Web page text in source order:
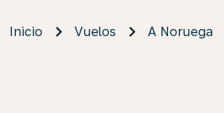
Inicio Vuelos A Noruega